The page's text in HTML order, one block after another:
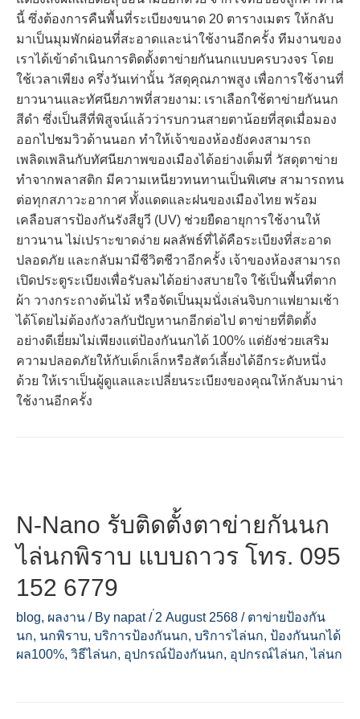
นี้ ซึ่งต้องการคืนพื้นที่ระเบียงขนาด 20 ตารางเมตร ให้กลับ
มาเป็นมุมพักผ่อนที่สะอาดและน่าใช้งานอีกครั้ง ทีมงานของ
เราได้เข้าดำเนินการติดตั้งตาข่ายกันนกแบบครบวงจร โดย
ใช้เวลาเพียง ครึ่งวันเท่านั้น วัสดุคุณภาพสูง เพื่อการใช้งานที่
ยาวนานและทัศนียภาพที่สวยงาม: เราเลือกใช้ตาข่ายกันนก
สีดำ ซึ่งเป็นสีที่พิสูจน์แล้วว่ารบกวนสายตาน้อยที่สุดเมื่อมอง
ออกไปชมวิวด้านนอก ทำให้เจ้าของห้องยังคงสามารถ
เพลิดเพลินกับทัศนียภาพของเมืองได้อย่างเต็มที่ วัสดุตาข่าย
ทำจากพลาสติก มีความเหนียวทนทานเป็นพิเศษ สามารถทน
ต่อทุกสภาวะอากาศ ทั้งแดดและฝนของเมืองไทย พร้อม
เคลือบสารป้องกันรังสียูวี (UV) ช่วยยืดอายุการใช้งานให้
ยาวนาน ไม่เปราะขาดง่าย ผลลัพธ์ที่ได้คือระเบียงที่สะอาด
ปลอดภัย และกลับมามีชีวิตชีวาอีกครั้ง เจ้าของห้องสามารถ
เปิดประตูระเบียงเพื่อรับลมได้อย่างสบายใจ ใช้เป็นพื้นที่ตาก
ผ้า วางกระถางต้นไม้ หรือจัดเป็นมุมนั่งเล่นจิบกาแฟยามเช้า
ได้โดยไม่ต้องกังวลกับปัญหานกอีกต่อไป ตาข่ายที่ติดตั้ง
อย่างดีเยี่ยมไม่เพียงแต่ป้องกันนกได้ 100% แต่ยังช่วยเสริม
ความปลอดภัยให้กับเด็กเล็กหรือสัตว์เลี้ยงได้อีกระดับหนึ่ง
ด้วย ให้เราเป็นผู้ดูแลและเปลี่ยนระเบียงของคุณให้กลับมาน่า
ใช้งานอีกครั้ง
N-Nano รับติดตั้งตาข่ายกันนก
ไล่นกพิราบ แบบถาวร โทร. 095
152 6779
blog, ผลงาน / By napat / ่2 August 2568 / ตาข่ายป้องกัน
นก, นกพิราบ, บริการป้องกันนก, บริการไล่นก, ป้องกันนกได้
ผล100%, วิธีไล่นก, อุปกรณ์ป้องกันนก, อุปกรณ์ไล่นก,ไล่นก